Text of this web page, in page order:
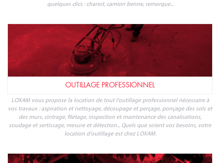
ÉNERGIE ÉLECTRIQUE ET FLUIDES
Lumière, eau, chaleur… autant d'indispensables pour organiser la vie sur vos
chantiers, dans vos locaux... LOXAM propose la location de tout le matériel lié à
l'énergie électrique et aux fluides : location groupe électrogène, location armoire
et coffret électrique, compresseur, chauffage, climatiseur, équipement de
production d'eau glacée ou de traitement de l'air, énergie hydraulique... Réservez